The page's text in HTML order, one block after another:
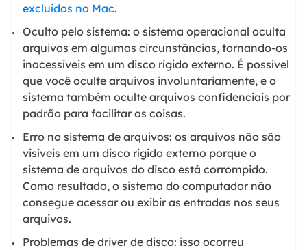
excluídos no Mac.
Oculto pelo sistema: o sistema operacional oculta
arquivos em algumas circunstâncias, tornando-os
inacessíveis em um disco rígido externo. É possível
que você oculte arquivos involuntariamente, e o
sistema também oculte arquivos confidenciais por
padrão para facilitar as coisas.
Erro no sistema de arquivos: os arquivos não são
visíveis em um disco rígido externo porque o
sistema de arquivos do disco está corrompido.
Como resultado, o sistema do computador não
consegue acessar ou exibir as entradas nos seus
arquivos.
Problemas de driver de disco: isso ocorreu